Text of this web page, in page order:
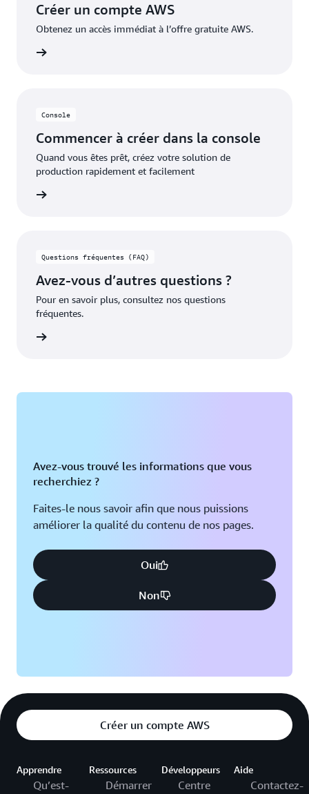
appliqués pour couvrir les coûts supplémentaires.
Créer un compte AWS
Obtenez un accès immédiat à l’offre gratuite AWS.
Console
Commencer à créer dans la console
Quand vous êtes prêt, créez votre solution de
production rapidement et facilement
Questions fréquentes (FAQ)
Avez-vous d’autres questions ?
Pour en savoir plus, consultez nos questions
fréquentes.
Avez-vous trouvé les informations que vous
recherchiez ?
Faites-le nous savoir afin que nous puissions
améliorer la qualité du contenu de nos pages.
Oui
Non
Créer un compte AWS
Apprendre
Qu’est-
Ressources
Démarrer
Développeurs
Centre
Aide
Contactez-